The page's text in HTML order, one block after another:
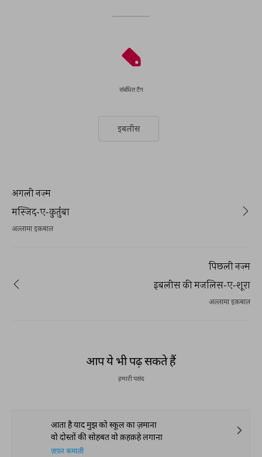
संबंधित टैग
इबलीस
अगली नज़्म
मस्जिद-ए-क़ुर्तुबा
अल्लामा इक़बाल
पिछली नज़्म
इबलीस की मजलिस-ए-शूरा
अल्लामा इक़बाल
आप ये भी पढ़ सकते हैं
हमारी पसंद
आता है याद मुझ को स्कूल का ज़माना
वो दोस्तों की सोहबत वो क़हक़हे लगाना
ज़फ़र कमाली